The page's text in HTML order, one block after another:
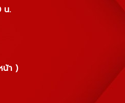
น.
น้า )